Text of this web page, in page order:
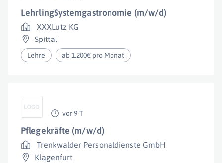
LehrlingSystemgastronomie (m/w/d)
XXXLutz KG
Spittal
Lehre ab 1.200€ pro Monat
vor 9 T
Pflegekräfte (m/w/d)
Trenkwalder Personaldienste GmbH
Klagenfurt